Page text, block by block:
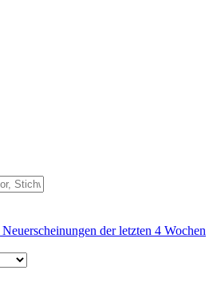
Neuerscheinungen der letzten 4 Wochen